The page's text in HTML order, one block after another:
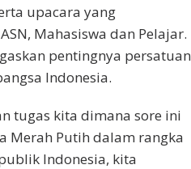
upacara yang
Mahasiswa dan Pelajar.
pentingnya persatuan
Indonesia.
tugas kita dimana sore ini
Merah Putih dalam rangka
Indonesia, kita